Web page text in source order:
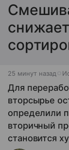
25 минут назад
Для
вторсырье
определили
вторичный
становится